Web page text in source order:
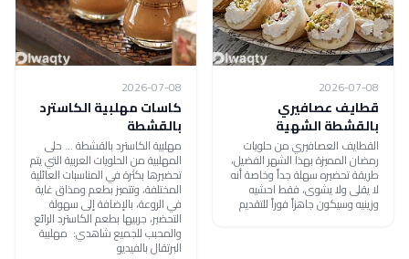
2026-07-08
قطايف عصافيري
بالقشطة الشهية
القطايف العصافيري من حلويات
رمضان المميزة بهذا الشهر الفضيل،
طريقة تحضيره سهلة جداً وخاصة أنه
لا يقلى ولا يشوى، فقط احشيه
وزينيه وسيكون جاهزاً فوراً للتقديم
2026-07-08
كاسات مهلبية الكاسترد
بالقشطة
مهلبية الكاسترد بالقشطة ... حلى
المهلبية من الحلويات العربية التي يتم
تحضيرها بكثرة في المناسبات العائلية
المختلفة، وتتميز بطعم ومذاق غاية
في الروعة، بالإضافة إلى سهولة
التحضير، جربيها بطعم الكاسترد الرائع
والمحبب للجميع شاهدي: مهلبية
البرتقال بالفيديو